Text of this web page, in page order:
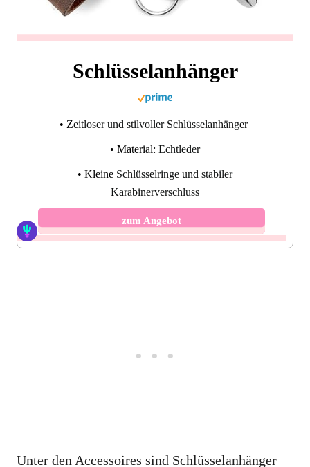
Schlüsselanhänger
• Zeitloser und stilvoller Schlüsselanhänger
• Material: Echtleder
• Kleine Schlüsselringe und stabiler
Karabinerverschluss
zum Angebot
Unter den Accessoires sind Schlüsselanhänger